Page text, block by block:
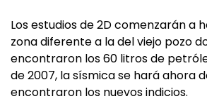
Los estudios de 2D comenzarán a
zona diferente a la del viejo pozo
encontraron los 60 litros de
de 2007, la sísmica se hará ahora
encontraron los nuevos indicios.